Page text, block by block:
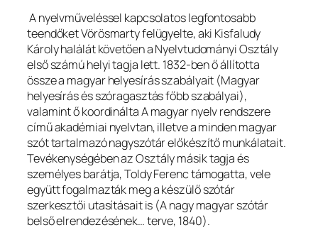
A nyelvműveléssel kapcsolatos legfontosabb
teendőket Vörösmarty felügyelte, aki Kisfaludy
Károly halálát követően a Nyelvtudományi Osztály
első számú helyi tagja lett. 1832-ben ő állította
össze a magyar helyesírás szabályait (Magyar
helyesírás és szóragasztás főbb szabályai),
valamint ő koordináltaA magyar nyelv rendszere
című akadémiai nyelvtan, illetve a minden magyar
szót tartalmazó nagyszótár előkészítő munkálatait.
Tevékenységében az Osztály másik tagja és
személyes barátja, Toldy Ferenc támogatta, vele
együtt fogalmazták meg a készülő szótár
szerkesztői utasításait is (A nagy magyar szótár
belső elrendezésének… terve, 1840).